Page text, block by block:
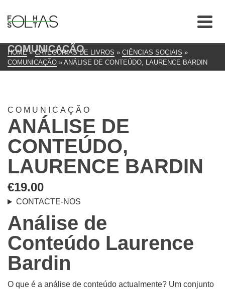
COMUNICAÇÃO
HOME » CATEGORIAS DE LIVROS » CIÊNCIAS SOCIAIS »
COMUNICAÇÃO » ANÁLISE DE CONTEÚDO, LAURENCE BARDIN
COMUNICAÇÃO
ANÁLISE DE
CONTEÚDO,
LAURENCE BARDIN
€19.00
CONTACTE-NOS
Análise de
Conteúdo Laurence
Bardin
O que é a análise de conteúdo actualmente? Um conjunto